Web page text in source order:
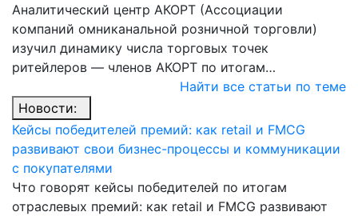
Аналитический центр АКОРТ (Ассоциации
компаний омниканальной розничной торговли)
изучил динамику числа торговых точек
ритейлеров — членов АКОРТ по итогам…
Найти все статьи по теме
Новости:
Кейсы победителей премий: как retail и FMCG
развивают свои бизнес-процессы и коммуникации
с покупателями
Что говорят кейсы победителей по итогам
отраслевых премий: как retail и FMCG развивают